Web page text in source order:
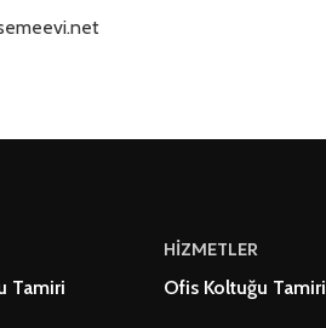
Tamiri
HİZMETLER
Ofis Koltuğu Tamiri